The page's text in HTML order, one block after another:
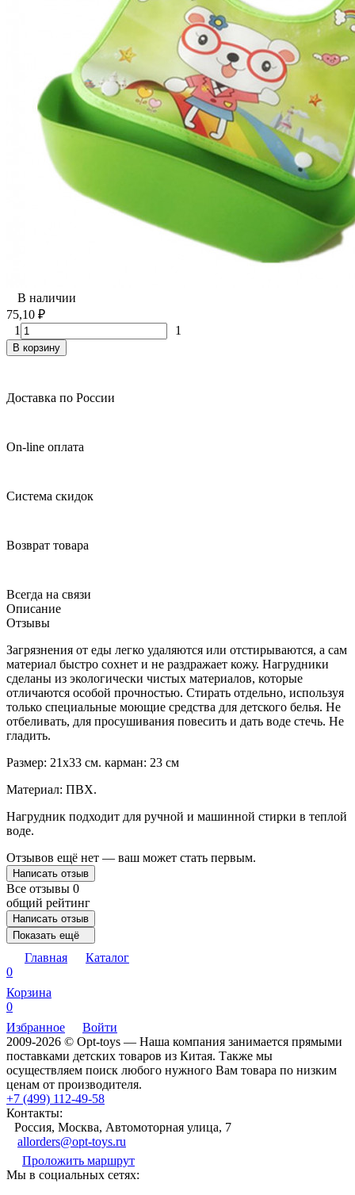
В наличии
75,10 ₽
1
1
В корзину
Доставка по России
On-line оплата
Система скидок
Возврат товара
Всегда на связи
Описание
Отзывы
Загрязнения от еды легко удаляются или отстирываются, а сам
материал быстро сохнет и не раздражает кожу. Нагрудники
сделаны из экологически чистых материалов, которые
отличаются особой прочностью. Стирать отдельно, используя
только специальные моющие средства для детского белья. Не
отбеливать, для просушивания повесить и дать воде стечь. Не
гладить.
Размер: 21х33 см. карман: 23 см
Материал: ПВХ.
Нагрудник подходит для ручной и машинной стирки в теплой
воде.
Отзывов ещё нет — ваш может стать первым.
Написать отзыв
Все отзывы 0
общий рейтинг
Написать отзыв
Показать ещё
Главная
Каталог
0
Корзина
0
Избранное
Войти
2009-2026 © Opt-toys — Наша компания занимается прямыми
поставками детских товаров из Китая. Также мы
осуществляем поиск любого нужного Вам товара по низким
ценам от производителя.
+7 (499) 112-49-58
Контакты:
Россия, Москва, Автомоторная улица, 7
allorders@opt-toys.ru
Проложить маршрут
Мы в социальных сетях: